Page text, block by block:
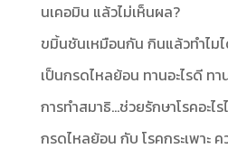
นเคอมิน แล้วไม่เห็นผล?
ขมิ้นชันเหมือนกัน กินแล้วทำไม
เป็นกรดไหลย้อน ทานอะไรดี ทา
การทำสมาธิ…ช่วยรักษาโรคอะไร
กรดไหลย้อน กับ โรคกระเพาะ